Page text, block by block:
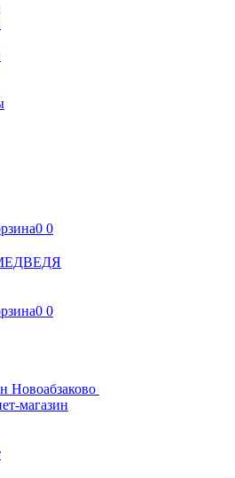
0 0
0 0
Новоабзаково
магазин